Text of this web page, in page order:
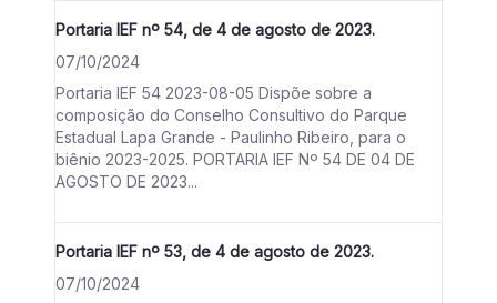
Portaria IEF nº 54, de 4 de agosto de 2023.
07/10/2024
Portaria IEF 54 2023-08-05 Dispõe sobre a
composição do Conselho Consultivo do Parque
Estadual Lapa Grande - Paulinho Ribeiro, para o
biênio 2023-2025. PORTARIA IEF Nº 54 DE 04 DE
AGOSTO DE 2023...
Portaria IEF nº 53, de 4 de agosto de 2023.
07/10/2024